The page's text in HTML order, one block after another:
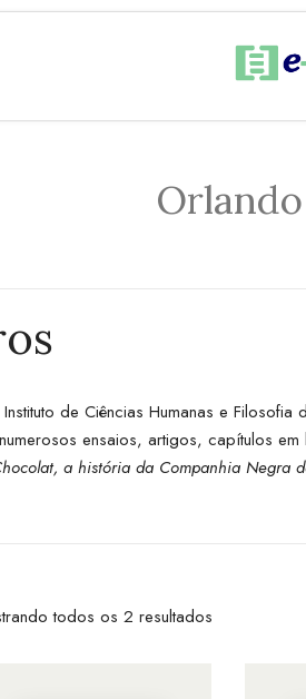
de Ciências Humanas e
ensaios, artigos, capítulos
a história da Companhia Negra
todos os 2 resultados